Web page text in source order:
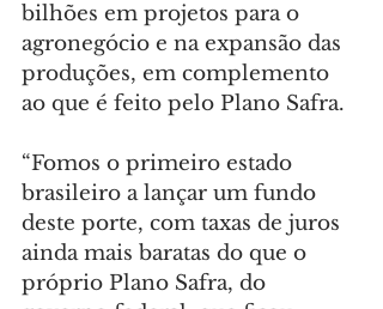
bilhões em projetos para o
agronegócio e na expansão das
produções, em complemento
ao que é feito pelo Plano Safra.
“Fomos o primeiro estado
brasileiro a lançar um fundo
deste porte, com taxas de juros
ainda mais baratas do que o
próprio Plano Safra, do